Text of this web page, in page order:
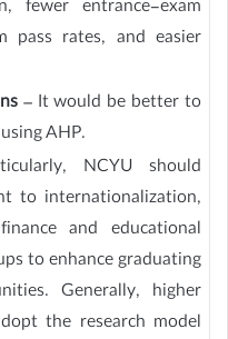
fewer entrance-exam
pass rates, and easier
– It would be better to
AHP.
NCYU should
to internationalization,
and educational
to enhance graduating
Generally, higher
the research model